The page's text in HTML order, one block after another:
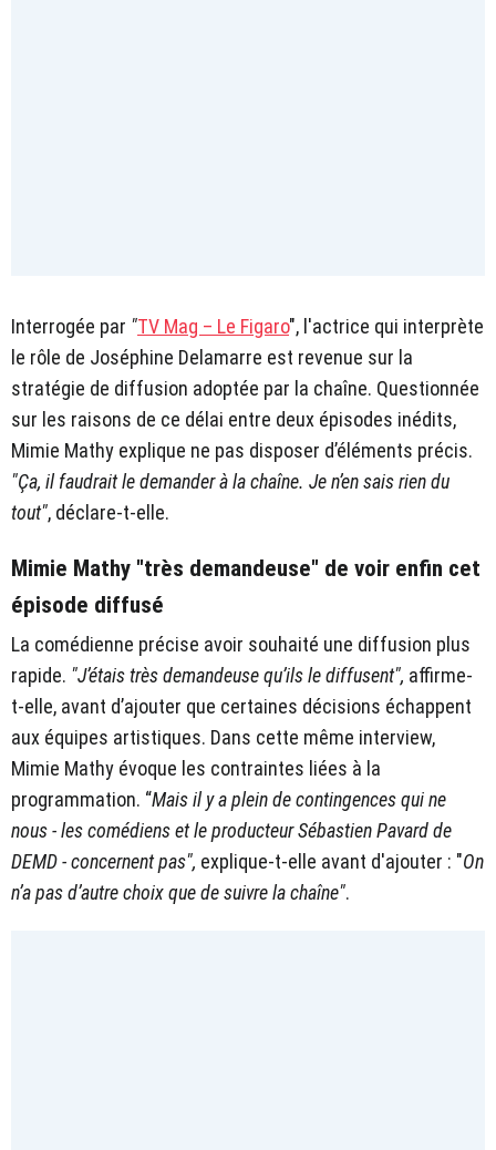
Interrogée par "TV Mag – Le Figaro", l'actrice qui interprète
le rôle de Joséphine Delamarre est revenue sur la
stratégie de diffusion adoptée par la chaîne. Questionnée
sur les raisons de ce délai entre deux épisodes inédits,
Mimie Mathy explique ne pas disposer d’éléments précis.
"Ça, il faudrait le demander à la chaîne. Je n’en sais rien du
tout", déclare-t-elle.
Mimie Mathy "très demandeuse" de voir enfin cet
épisode diffusé
La comédienne précise avoir souhaité une diffusion plus
rapide. "J’étais très demandeuse qu’ils le diffusent", affirme-
t-elle, avant d’ajouter que certaines décisions échappent
aux équipes artistiques. Dans cette même interview,
Mimie Mathy évoque les contraintes liées à la
programmation. “Mais il y a plein de contingences qui ne
nous - les comédiens et le producteur Sébastien Pavard de
DEMD - concernent pas", explique-t-elle avant d'ajouter : "On
n’a pas d’autre choix que de suivre la chaîne".